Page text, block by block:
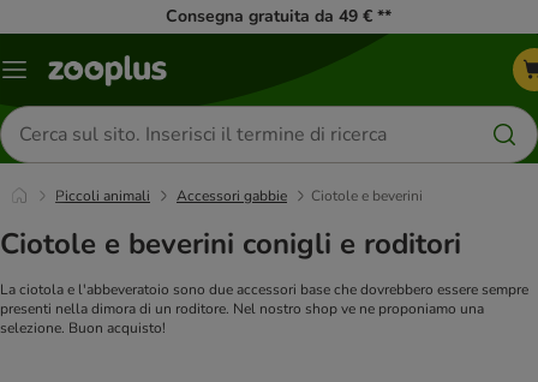
Consegna gratuita da 49 € **
Overview
Cerca
prodotti
Piccoli animali Accessori gabbie Ciotole e beverini
Ciotole e beverini conigli e roditori
La ciotola e l'abbeveratoio sono due accessori base che dovrebbero essere sempre
presenti nella dimora di un roditore. Nel nostro shop ve ne proponiamo una
selezione. Buon acquisto!